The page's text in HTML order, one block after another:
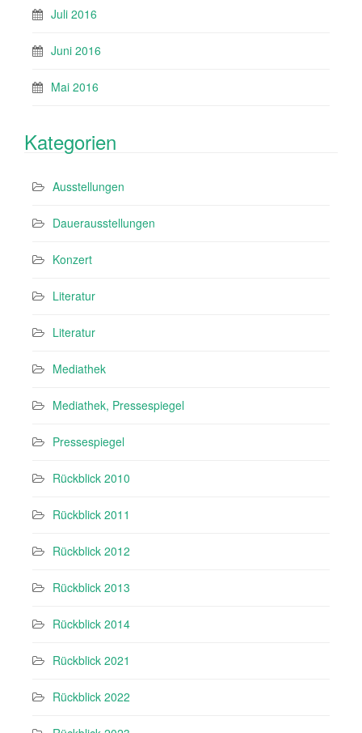
Juli 2016
Juni 2016
Mai 2016
Kategorien
Ausstellungen
Dauerausstellungen
Konzert
Literatur
Literatur
Mediathek
Mediathek, Pressespiegel
Pressespiegel
Rückblick 2010
Rückblick 2011
Rückblick 2012
Rückblick 2013
Rückblick 2014
Rückblick 2021
Rückblick 2022